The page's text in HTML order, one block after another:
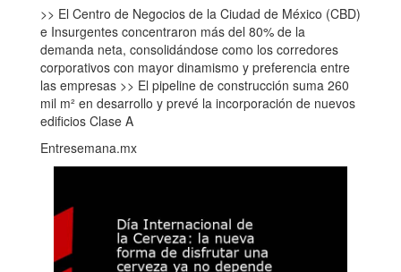
>> El Centro de Negocios de la Ciudad de México (CBD)
e Insurgentes concentraron más del 80% de la
demanda neta, consolidándose como los corredores
corporativos con mayor dinamismo y preferencia entre
las empresas >> El pipeline de construcción suma 260
mil m² en desarrollo y prevé la incorporación de nuevos
edificios Clase A
Entresemana.mx